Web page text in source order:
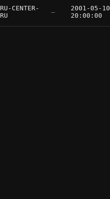
RU-CENTER-
RU
—
2001-05-10
20:00:00